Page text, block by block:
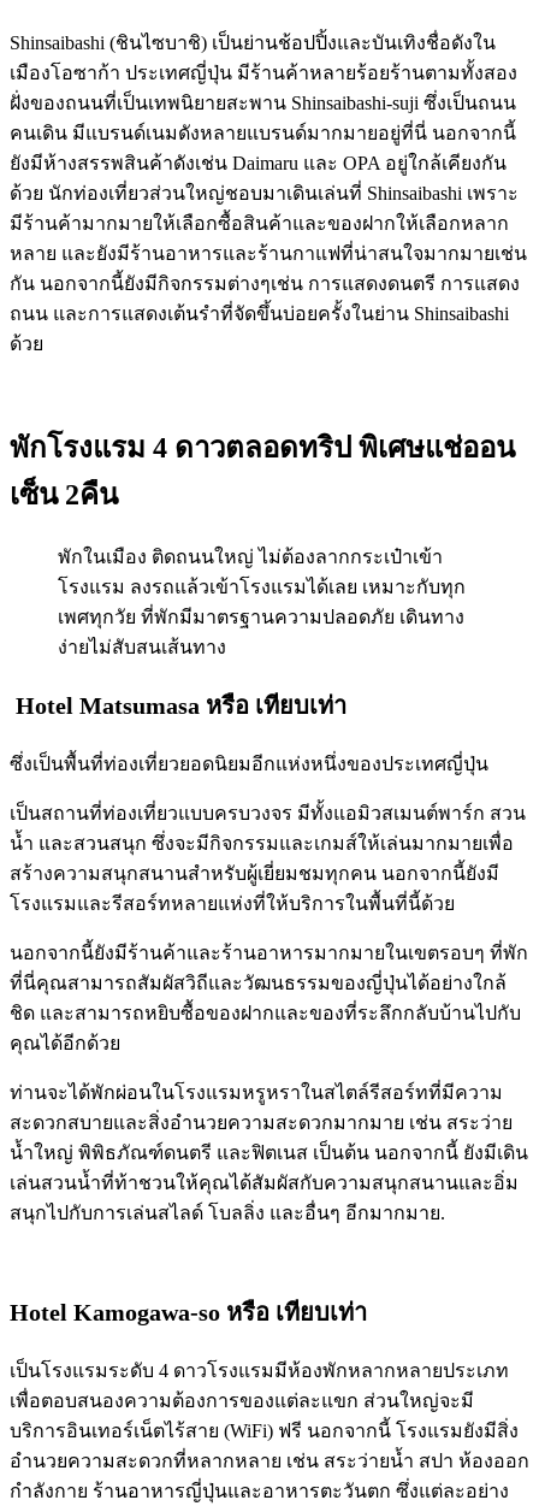
Shinsaibashi (ชินไซบาชิ) เป็นย่านช้อปปิ้งและบันเทิงชื่อดังใน
เมืองโอซาก้า ประเทศญี่ปุ่น มีร้านค้าหลายร้อยร้านตามทั้งสอง
ฝั่งของถนนที่เป็นเทพนิยายสะพาน Shinsaibashi-suji ซึ่งเป็นถนน
คนเดิน มีแบรนด์เนมดังหลายแบรนด์มากมายอยู่ที่นี่ นอกจากนี้
ยังมีห้างสรรพสินค้าดังเช่น Daimaru และ OPA อยู่ใกล้เคียงกัน
ด้วย นักท่องเที่ยวส่วนใหญ่ชอบมาเดินเล่นที่ Shinsaibashi เพราะ
มีร้านค้ามากมายให้เลือกซื้อสินค้าและของฝากให้เลือกหลาก
หลาย และยังมีร้านอาหารและร้านกาแฟที่น่าสนใจมากมายเช่น
กัน นอกจากนี้ยังมีกิจกรรมต่างๆเช่น การแสดงดนตรี การแสดง
ถนน และการแสดงเต้นรำที่จัดขึ้นบ่อยครั้งในย่าน Shinsaibashi
ด้วย
พักโรงแรม 4 ดาวตลอดทริป พิเศษแช่ออน
เซ็น 2คืน
พักในเมือง ติดถนนใหญ่ ไม่ต้องลากกระเป๋าเข้า
โรงแรม ลงรถแล้วเข้าโรงแรมได้เลย เหมาะกับทุก
เพศทุกวัย ที่พักมีมาตรฐานความปลอดภัย เดินทาง
ง่ายไม่สับสนเส้นทาง
Hotel Matsumasa หรือ เทียบเท่า
ซึ่งเป็นพื้นที่ท่องเที่ยวยอดนิยมอีกแห่งหนึ่งของประเทศญี่ปุ่น
เป็นสถานที่ท่องเที่ยวแบบครบวงจร มีทั้งแอมิวสเมนต์พาร์ก สวน
น้ำ และสวนสนุก ซึ่งจะมีกิจกรรมและเกมส์ให้เล่นมากมายเพื่อ
สร้างความสนุกสนานสำหรับผู้เยี่ยมชมทุกคน นอกจากนี้ยังมี
โรงแรมและรีสอร์ทหลายแห่งที่ให้บริการในพื้นที่นี้ด้วย
นอกจากนี้ยังมีร้านค้าและร้านอาหารมากมายในเขตรอบๆ ที่พัก
ที่นี่คุณสามารถสัมผัสวิถีและวัฒนธรรมของญี่ปุ่นได้อย่างใกล้
ชิด และสามารถหยิบซื้อของฝากและของที่ระลึกกลับบ้านไปกับ
คุณได้อีกด้วย
ท่านจะได้พักผ่อนในโรงแรมหรูหราในสไตล์รีสอร์ทที่มีความ
สะดวกสบายและสิ่งอำนวยความสะดวกมากมาย เช่น สระว่าย
น้ำใหญ่ พิพิธภัณฑ์ดนตรี และฟิตเนส เป็นต้น นอกจากนี้ ยังมีเดิน
เล่นสวนน้ำที่ท้าชวนให้คุณได้สัมผัสกับความสนุกสนานและอิ่ม
สนุกไปกับการเล่นสไลด์ โบลลิ่ง และอื่นๆ อีกมากมาย.
Hotel Kamogawa-so หรือ เทียบเท่า
เป็นโรงแรมระดับ 4 ดาวโรงแรมมีห้องพักหลากหลายประเภท
เพื่อตอบสนองความต้องการของแต่ละแขก ส่วนใหญ่จะมี
บริการอินเทอร์เน็ตไร้สาย (WiFi) ฟรี นอกจากนี้ โรงแรมยังมีสิ่ง
อำนวยความสะดวกที่หลากหลาย เช่น สระว่ายน้ำ สปา ห้องออก
กำลังกาย ร้านอาหารญี่ปุ่นและอาหารตะวันตก ซึ่งแต่ละอย่าง